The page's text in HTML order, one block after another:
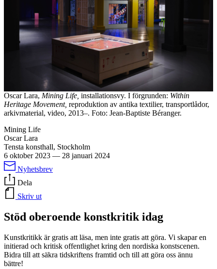
Oscar Lara, Mining Life, installationsvy. I förgrunden: Within
Heritage Movement, reproduktion av antika textilier, transportlådor,
arkivmaterial, video, 2013–. Foto: Jean-Baptiste Béranger.
Mining Life
Oscar Lara
Tensta konsthall, Stockholm
6 oktober 2023 — 28 januari 2024
Nyhetsbrev
Dela
Skriv ut
Stöd oberoende konstkritik idag
Kunstkritikk är gratis att läsa, men inte gratis att göra. Vi skapar en
initierad och kritisk offentlighet kring den nordiska konstscenen.
Bidra till att säkra tidskriftens framtid och till att göra oss ännu
bättre!